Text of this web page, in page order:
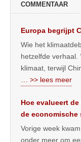
COMMENTAAR
Europa begrijpt
Wie het
hetzelfde verhaal.
klimaat, terwijl
… >> lees meer
Hoe evalueert
de economische
Vorige week
onder meer om